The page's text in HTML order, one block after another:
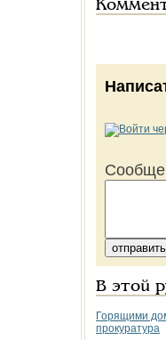
В этой
Горящими
прокуратура